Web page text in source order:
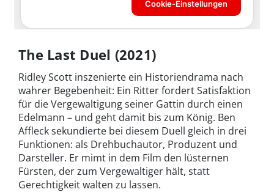
The Last Duel (2021)
Ridley Scott inszenierte ein Historiendrama nach
wahrer Begebenheit: Ein Ritter fordert Satisfaktion
für die Vergewaltigung seiner Gattin durch einen
Edelmann – und geht damit bis zum König. Ben
Affleck sekundierte bei diesem Duell gleich in drei
Funktionen: als Drehbuchautor, Produzent und
Darsteller. Er mimt in dem Film den lüsternen
Fürsten, der zum Vergewaltiger hält, statt
Gerechtigkeit walten zu lassen.